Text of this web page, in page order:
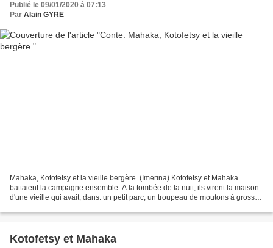
Publié le 09/01/2020 à 07:13
Par Alain GYRE
Mahaka, Kotofetsy et la vieille bergère. (Imerina) Kotofetsy et Mahaka
battaient la campagne ensemble. A la tombée de la nuit, ils virent la maison
d'une vieille qui avait, dans: un petit parc, un troupeau de moutons à grosse
Kotofetsy et Mahaka